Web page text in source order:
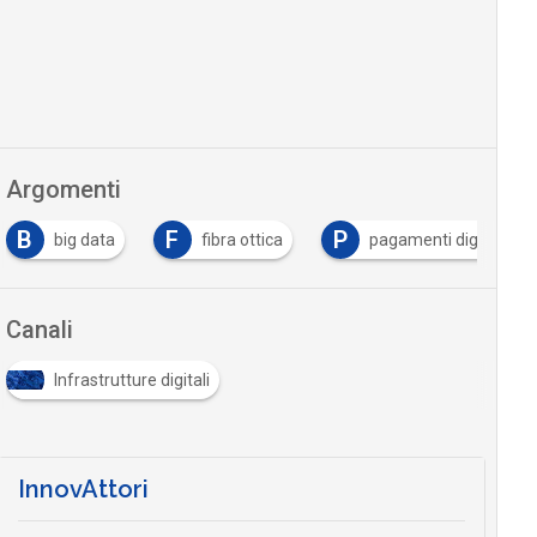
Argomenti
B
big data F fibra ottica P pagamenti digitali
Canali
Infrastrutture digitali
InnovAttori